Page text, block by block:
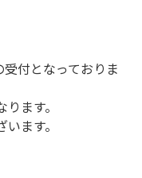
付となっておりま
ます。
ます。